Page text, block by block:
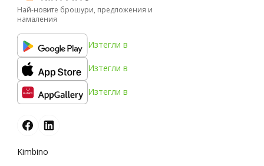
Най-новите брошури, предложения и
намаления
Изтегли в
Изтегли в
Изтегли в
Kimbino